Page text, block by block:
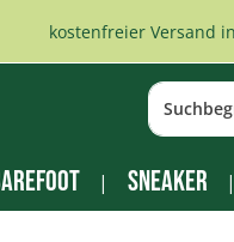
kostenfreier Versand
Sneaker